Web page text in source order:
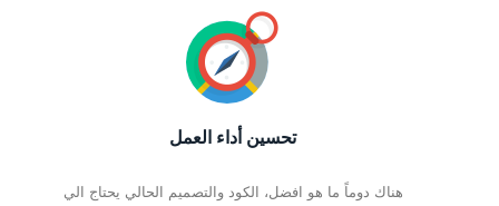
تحسين أداء العمل
هناك دوماً ما هو افضل، الكود والتصميم الحالي يحتاج الي